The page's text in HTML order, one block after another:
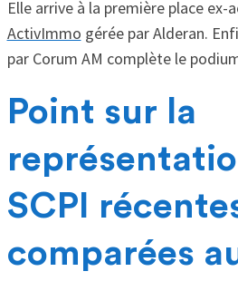
Elle arrive à la première place ex-
ActivImmo gérée par Alderan.
par Corum AM complète le
Point sur la
SCPI
comparées